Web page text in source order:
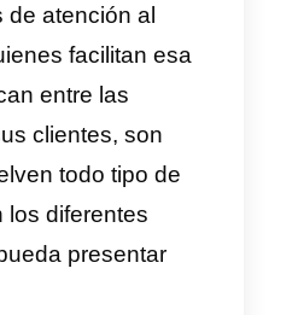
en lasreuniones y
, estas personas
sobre el
esta manera
de la
clara posible.